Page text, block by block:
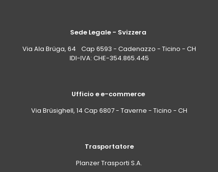
Sede Legale - Svizzera
Via Ala Brüga, 64 Cap 6593 - Cadenazzo - Ticino - CH
IDI-IVA: CHE-354.865.445
Ufficio e e-commerce
Via Brüsighell, 14 Cap 6807 - Taverne - Ticino - CH
Trasportatore
Planzer Trasporti S.A.